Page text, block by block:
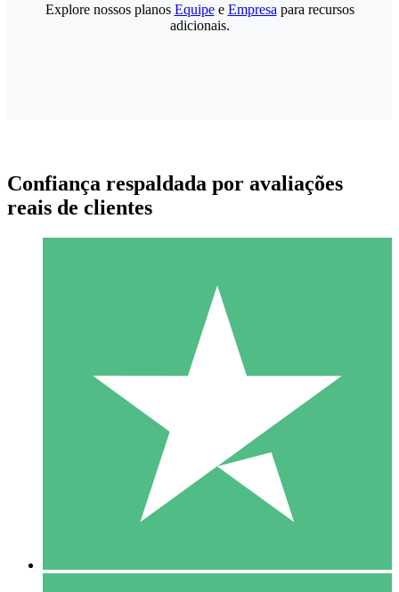
Pacotes de Créditos Individuais
Pague conforme o uso com créditos de download. Sem
1000
Explore nossos planos Equipee Empresa para recursos
adicionais.
Confiança respaldada por avaliações
reais de clientes